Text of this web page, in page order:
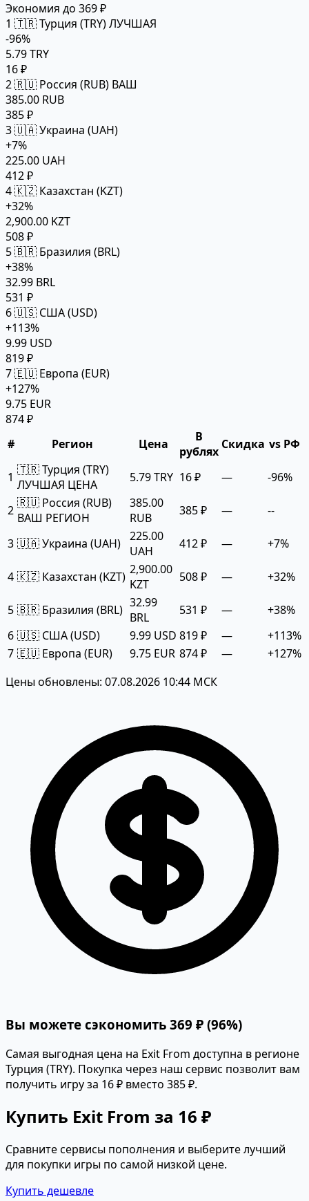
Экономия до 369 ₽
1 🇹🇷 Турция (TRY)ЛУЧШАЯ
-96%
5.79 TRY
16 ₽
2🇷🇺 Россия (RUB) ВАШ
385.00 RUB
385 ₽
3🇺🇦 Украина (UAH)
+7%
225.00 UAH
412 ₽
4🇰🇿 Казахстан (KZT)
+32%
2,900.00 KZT
508 ₽
5🇧🇷 Бразилия (BRL)
+38%
32.99 BRL
531 ₽
6🇺🇸 США (USD)
+113%
9.99 USD
819 ₽
7🇪🇺 Европа (EUR)
+127%
9.75 EUR
874 ₽
#
Регион Цена
В
рублях Скидка vs РФ
1 🇹🇷 Турция (TRY)
ЛУЧШАЯ ЦЕНА
5.79 TRY 16 ₽ — -96%
2 🇷🇺 Россия (RUB)
ВАШ РЕГИОН
385.00
RUB
385 ₽ — --
3 🇺🇦 Украина (UAH) 225.00
UAH
412 ₽ — +7%
4 🇰🇿 Казахстан (KZT) 2,900.00
KZT
508 ₽ — +32%
5 🇧🇷 Бразилия (BRL) 32.99
BRL
531 ₽ —
+38%
6 🇺🇸 США (USD) 9.99 USD 819 ₽ —
+113%
7 🇪🇺 Европа (EUR) 9.75 EUR 874 ₽ —
+127%
Цены обновлены: 07.08.2026 10:44 МСК
Вы можете сэкономить 369 ₽ (96%)
Самая выгодная цена на Exit From доступна в регионе
Турция (TRY). Покупка через наш сервис позволит вам
получить игру за 16 ₽ вместо 385 ₽.
Купить Exit From за 16 ₽
Сравните сервисы пополнения и выберите лучший
для покупки игры по самой низкой цене.
Купить дешевле